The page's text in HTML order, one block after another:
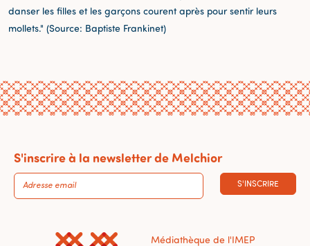
danser les filles et les garçons courent après pour sentir leurs
mollets." (Source: Baptiste Frankinet)
S'inscrire à la newsletter de Melchior
S'INSCRIRE
Médiathèque de l'IMEP